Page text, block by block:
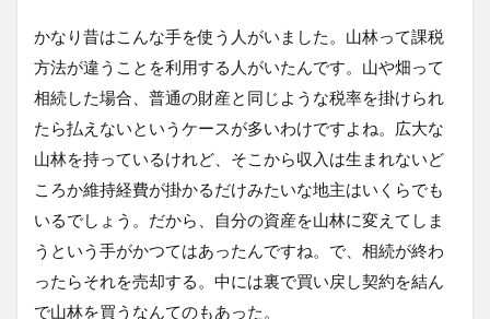
かなり昔はこんな手を使う人がいました。山林って課税
方法が違うことを利用する人がいたんです。山や畑って
相続した場合、普通の財産と同じような税率を掛けられ
たら払えないというケースが多いわけですよね。広大な
山林を持っているけれど、そこから収入は生まれないど
ころか維持経費が掛かるだけみたいな地主はいくらでも
いるでしょう。だから、自分の資産を山林に変えてしま
うという手がかつてはあったんですね。で、相続が終わ
ったらそれを売却する。中には裏で買い戻し契約を結ん
で山林を買うなんてのもあった。